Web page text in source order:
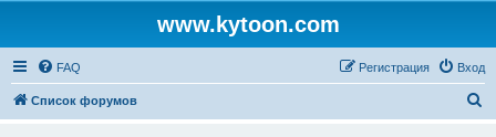
www.kytoon.com
FAQ Вход
Регистрация
Список форумов